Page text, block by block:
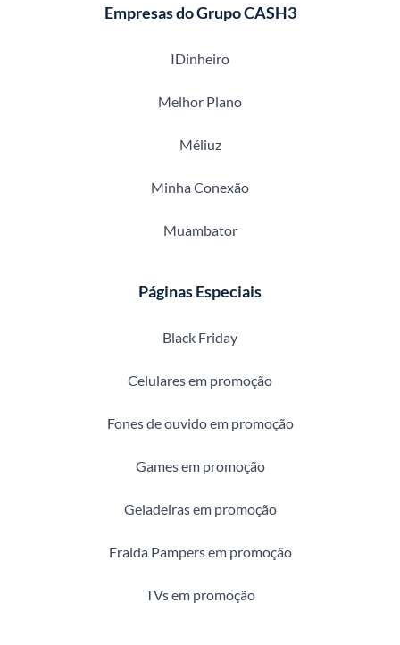
Empresas do Grupo CASH3
IDinheiro
Melhor Plano
Méliuz
Minha Conexão
Muambator
Páginas Especiais
Black Friday
Celulares em promoção
Fones de ouvido em promoção
Games em promoção
Geladeiras em promoção
Fralda Pampers em promoção
TVs em promoção